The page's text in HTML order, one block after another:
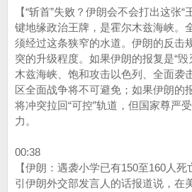
【“斩首”失败？伊朗会不会打出这张
键地缘政治王牌，是霍尔木兹海峡。
须经过这条狭窄的水道。伊朗的反击
突的升级程度。如果伊朗的报复是“
木兹海峡、饱和攻击以色列、全面袭
区全面战争将不可避免；如果伊朗的
将冲突拉回“可控”轨道，但国家尊严
力。
00:38
【伊朗：遇袭小学已有150至160人
引伊朗外交部发言人的话报道说，在